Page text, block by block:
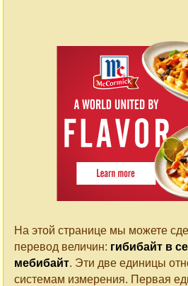
На этой странице мы можете
перевод величин: гибибайт в
мебибайт. Эти две единицы
системам измерения. Первая